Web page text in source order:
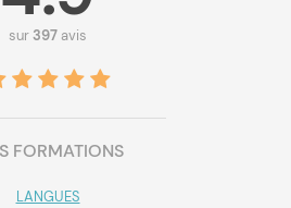
sur397 avis
FORMATIONS
LANGUES